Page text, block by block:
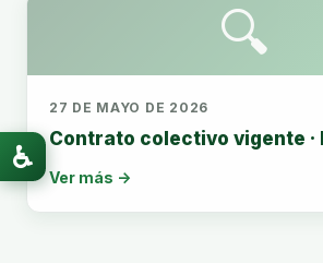
🔍
27 DE MAYO DE 2026
Contrato colectivo vigente ·
Ver más →
♿